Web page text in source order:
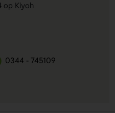
op Kiyoh
0344 - 745109